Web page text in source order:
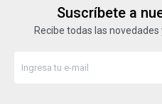
Suscríbete a
Recibe todas las